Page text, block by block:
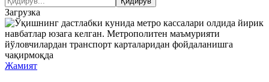
Загрузка
Жамият